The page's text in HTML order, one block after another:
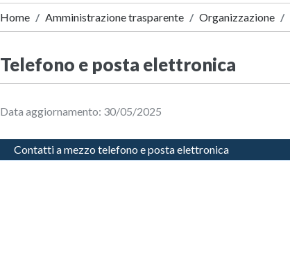
Home Amministrazione trasparente Organizzazione
Telefono e posta elettronica
Data aggiornamento: 30/05/2025
Contatti a mezzo telefono e posta elettronica